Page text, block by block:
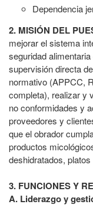
Dependencia
2. MISIÓN DEL
mejorar el sistema
seguridad
supervisión directa
normativo (APPCC,
completa), realizar y
no conformidades y
proveedores y
que el obrador
productos
deshidratados,
3. FUNCIONES Y
A. Liderazgo y